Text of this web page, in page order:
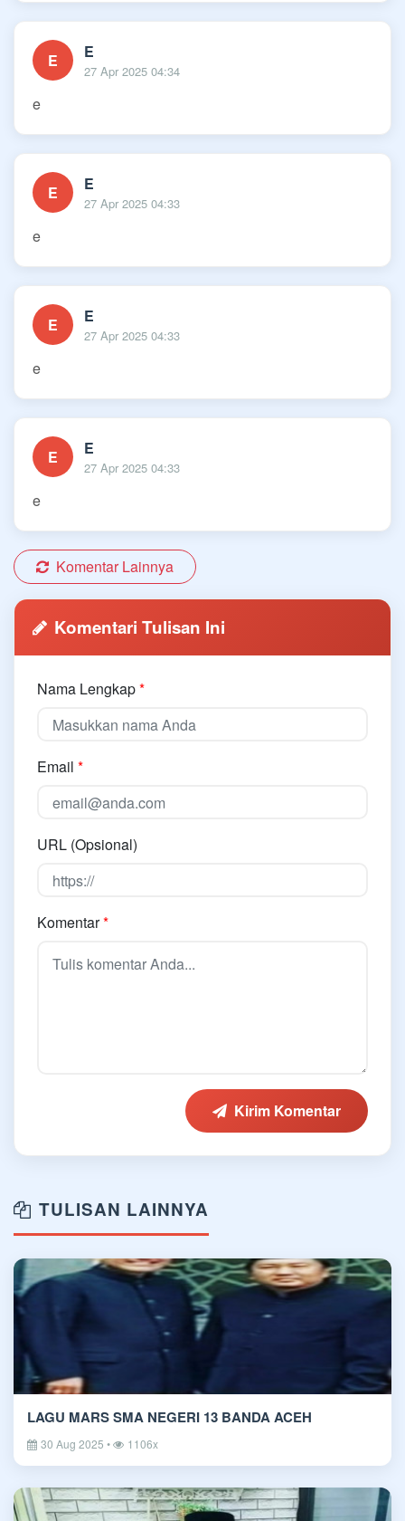
E E
27 Apr 2025 04:34
e
E E
27 Apr 2025 04:33
e
E E
27 Apr 2025 04:33
e
E E
27 Apr 2025 04:33
e
Komentar Lainnya
Komentari Tulisan Ini
Nama Lengkap*
Email *
URL (Opsional)
Komentar*
Kirim Komentar
TULISAN LAINNYA
LAGU MARS SMA NEGERI 13 BANDA ACEH
30 Aug 2025 • 1106x